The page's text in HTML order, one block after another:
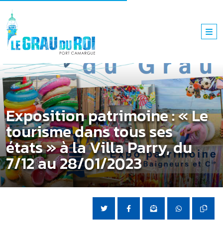
Exposition patrimoine : « Le
tourisme dans tous ses
états » à la Villa Parry, du
7/12 au 28/01/2023